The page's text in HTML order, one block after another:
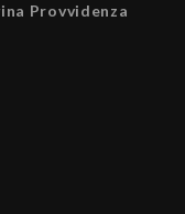
Provvidenza